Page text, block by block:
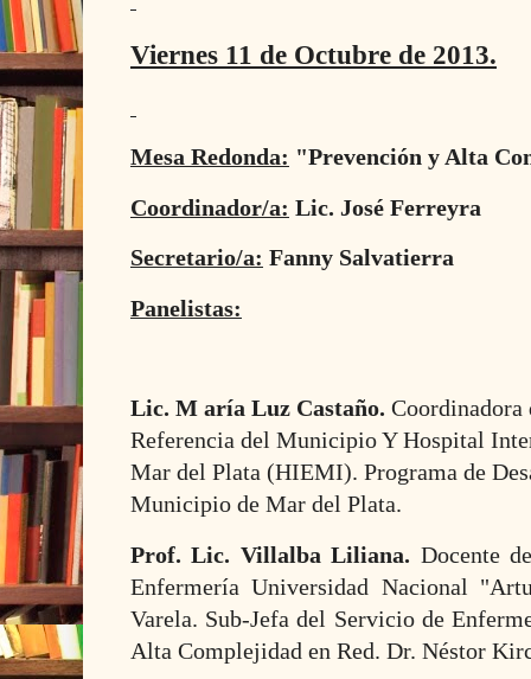
Viernes 11 de Octubre de 2013.
Mesa Redonda: "Prevención y Alta
Coordinador/a: Lic. José Ferreyra
Secretario/a: Fanny Salvatierra
Panelistas:
Lic. M aría Luz Castaño. Coordinadora
Referencia del Municipio Y Hospital
Mar del Plata (HIEMI). Programa de
Municipio de Mar del Plata.
Prof. Lic. Villalba Liliana. Docente
Enfermería Universidad Nacional
Varela. Sub-Jefa del Servicio de
Alta Complejidad en Red. Dr. Néstor